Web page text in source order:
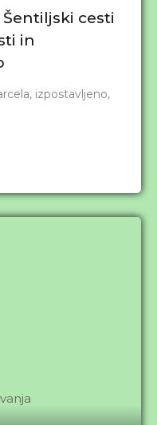
cesti
in
izpostavljeno,